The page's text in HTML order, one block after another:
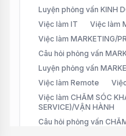
Luyện phỏng vấn KINH
Việc làm IT
Việc làm
Việc làm MARKETING/
Câu hỏi phỏng vấn
Luyện phỏng vấn
Việc làm Remote
Việc làm CHĂM SÓC
SERVICE)/VẬN HÀNH
Câu hỏi phỏng vấn